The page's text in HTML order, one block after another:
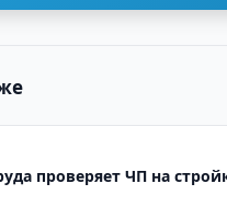
проверяет ЧП на